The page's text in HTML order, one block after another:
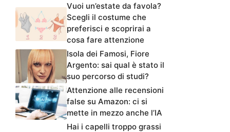
Vuoi un’estate da favola?
Scegli il costume che
preferisci e scoprirai a
cosa fare attenzione
Isola dei Famosi, Fiore
Argento: sai qual è stato il
suo percorso di studi?
Attenzione alle recensioni
false su Amazon: ci si
mette in mezzo anche l’IA
Hai i capelli troppo grassi